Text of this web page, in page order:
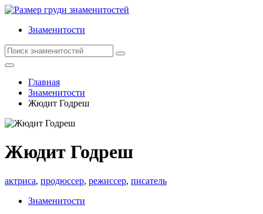
Знаменитости
Главная
Знаменитости
Жюдит Годреш
Жюдит Годреш
актриса, продюссер, режиссер, писатель
Знаменитости